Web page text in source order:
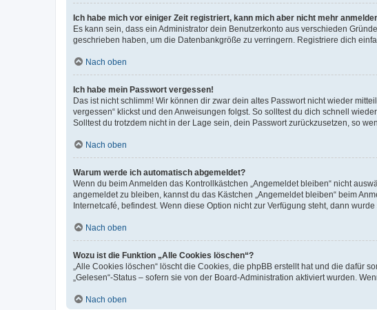
Ich habe mich vor einiger Zeit registriert, kann mich aber nicht mehr
Es kann sein, dass ein Administrator dein Benutzerkonto aus verschieden
geschrieben haben, um die Datenbankgröße zu verringern. Registriere dich
Nach oben
Ich habe mein Passwort vergessen!
Das ist nicht schlimm! Wir können dir zwar dein altes Passwort nicht wieder
vergessen“ klickst und den Anweisungen folgst. So solltest du dich schnell
Solltest du trotzdem nicht in der Lage sein, dein Passwort zurückzusetzen, so
Nach oben
Warum werde ich automatisch abgemeldet?
Wenn du beim Anmelden das Kontrollkästchen „Angemeldet bleiben“ nicht
angemeldet zu bleiben, kannst du das Kästchen „Angemeldet bleiben“ beim
Internetcafé, befindest. Wenn diese Option nicht zur Verfügung steht, dann
Nach oben
Wozu ist die Funktion „Alle Cookies löschen“?
„Alle Cookies löschen“ löscht die Cookies, die phpBB erstellt hat und die dafür
„Gelesen“-Status – sofern sie von der Board-Administration aktiviert wurden.
Nach oben